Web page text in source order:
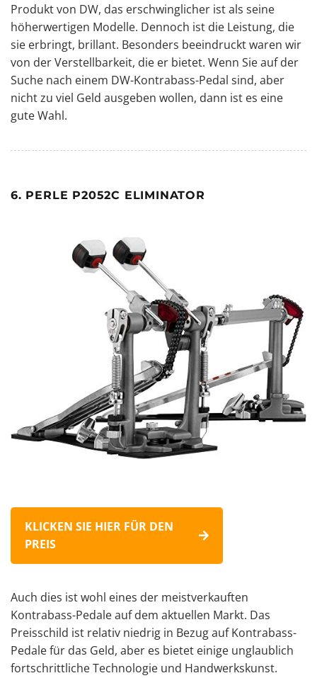
Produkt von DW, das erschwinglicher ist als seine
höherwertigen Modelle. Dennoch ist die Leistung, die
sie erbringt, brillant. Besonders beeindruckt waren wir
von der Verstellbarkeit, die er bietet. Wenn Sie auf der
Suche nach einem DW-Kontrabass-Pedal sind, aber
nicht zu viel Geld ausgeben wollen, dann ist es eine
gute Wahl.
6. PERLE P2052C ELIMINATOR
KLICKEN SIE HIER FÜR DEN
PREIS
Auch dies ist wohl eines der meistverkauften
Kontrabass-Pedale auf dem aktuellen Markt. Das
Preisschild ist relativ niedrig in Bezug auf Kontrabass-
Pedale für das Geld, aber es bietet einige unglaublich
fortschrittliche Technologie und Handwerkskunst.